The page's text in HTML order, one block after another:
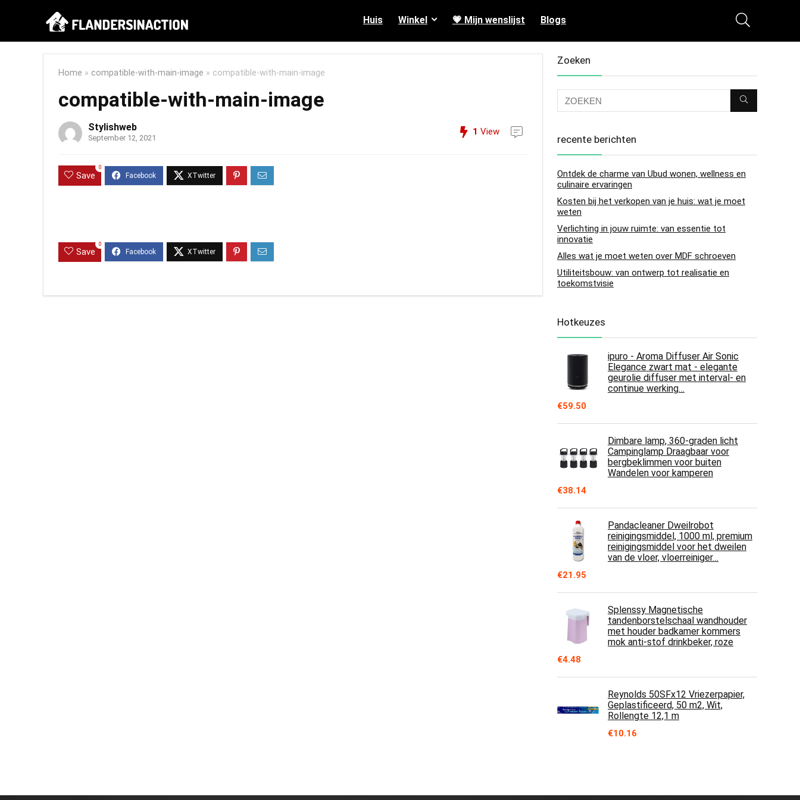
Huis Winkel 💗 Mijn wenslijst Blogs
Home » compatible-with-main-image » compatible-with-main-image
compatible-with-main-image
Stylishweb
September 12, 2021
1 View
Save
0
Save
0
Zoeken
recente berichten
Ontdek de charme van Ubud wonen, wellness en
culinaire ervaringen
Kosten bij het verkopen van je huis: wat je moet
weten
Verlichting in jouw ruimte: van essentie tot
innovatie
Alles wat je moet weten over MDF schroeven
Utiliteitsbouw: van ontwerp tot realisatie en
toekomstvisie
Hotkeuzes
ipuro - Aroma Diffuser Air Sonic
Elegance zwart mat - elegante
geurolie diffuser met interval- en
continue werking…
€59.50
Dimbare lamp, 360-graden licht
Campinglamp Draagbaar voor
bergbeklimmen voor buiten
Wandelen voor kamperen
€38.14
Pandacleaner Dweilrobot
reinigingsmiddel, 1000 ml, premium
reinigingsmiddel voor het dweilen
van de vloer, vloerreiniger…
€21.95
Splenssy Magnetische
tandenborstelschaal wandhouder
met houder badkamer kommers
mok anti-stof drinkbeker, roze
€4.48
Reynolds 50SFx12 Vriezerpapier,
Geplastificeerd, 50 m2, Wit,
Rollengte 12,1 m
€10.16